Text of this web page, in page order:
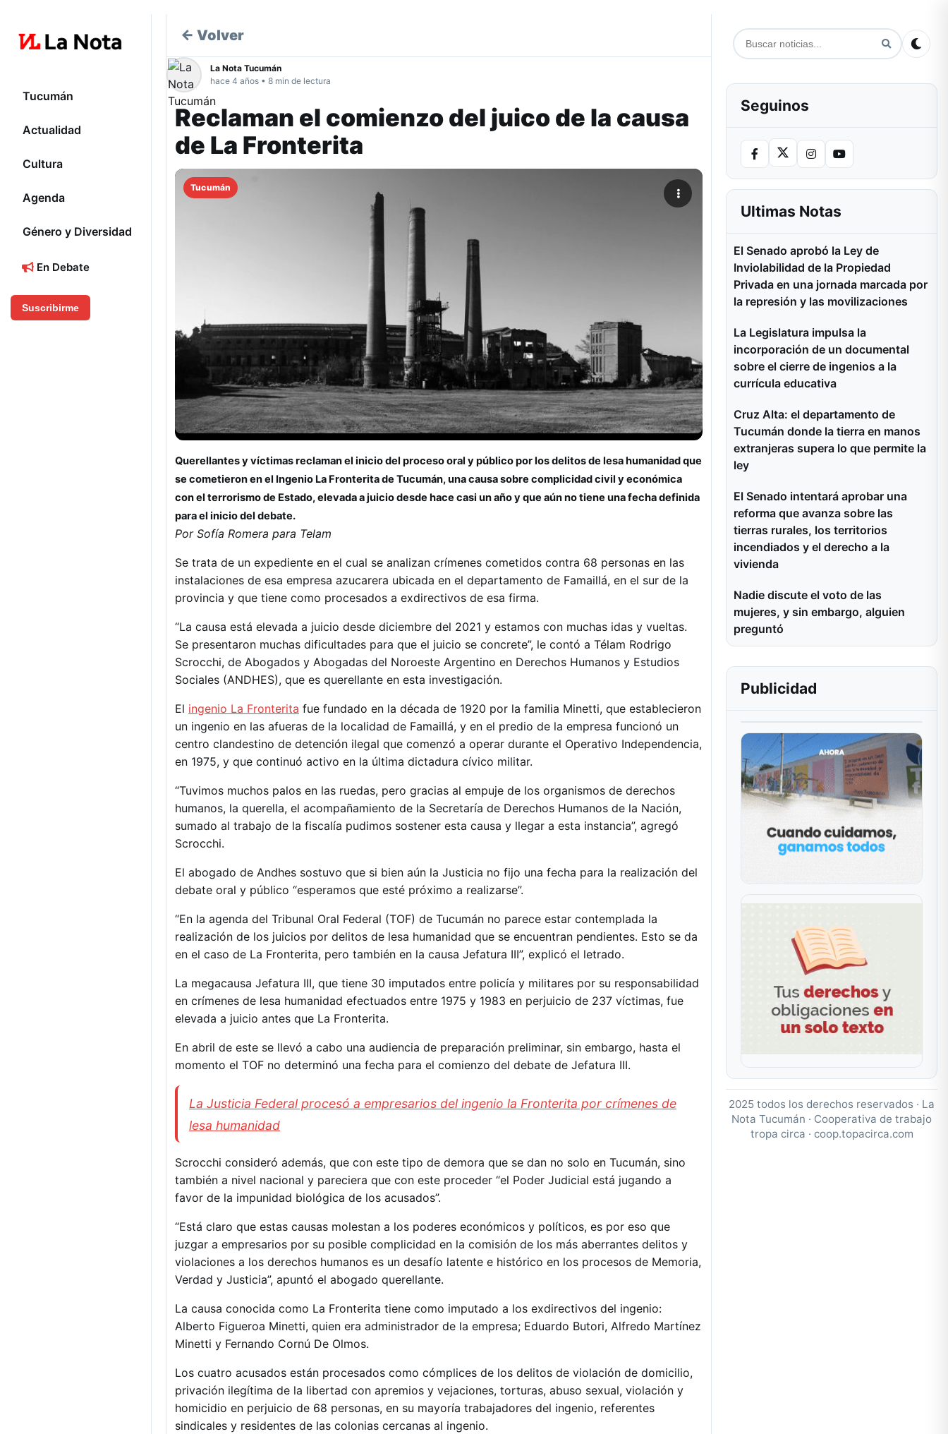
Tucumán
Actualidad
Cultura
Agenda
Género y Diversidad
En Debate
Suscribirme
← Volver
La Nota Tucumán
hace 4 años • 8 min de lectura
Reclaman el comienzo del juico de la causa
de La Fronterita
Tucumán
Querellantes y víctimas reclaman el inicio del proceso oral y público por los delitos de lesa humanidad que
se cometieron en el Ingenio La Fronterita de Tucumán, una causa sobre complicidad civil y económica
con el terrorismo de Estado, elevada a juicio desde hace casi un año y que aún no tiene una fecha definida
para el inicio del debate.
Por Sofía Romera para Telam
Se trata de un expediente en el cual se analizan crímenes cometidos contra 68 personas en las
instalaciones de esa empresa azucarera ubicada en el departamento de Famaillá, en el sur de la
provincia y que tiene como procesados a exdirectivos de esa firma.
“La causa está elevada a juicio desde diciembre del 2021 y estamos con muchas idas y vueltas.
Se presentaron muchas dificultades para que el juicio se concrete”, le contó a Télam Rodrigo
Scrocchi, de Abogados y Abogadas del Noroeste Argentino en Derechos Humanos y Estudios
Sociales (ANDHES), que es querellante en esta investigación.
El ingenio La Fronterita fue fundado en la década de 1920 por la familia Minetti, que establecieron
un ingenio en las afueras de la localidad de Famaillá, y en el predio de la empresa funcionó un
centro clandestino de detención ilegal que comenzó a operar durante el Operativo Independencia,
en 1975, y que continuó activo en la última dictadura cívico militar.
“Tuvimos muchos palos en las ruedas, pero gracias al empuje de los organismos de derechos
humanos, la querella, el acompañamiento de la Secretaría de Derechos Humanos de la Nación,
sumado al trabajo de la fiscalía pudimos sostener esta causa y llegar a esta instancia”, agregó
Scrocchi.
El abogado de Andhes sostuvo que si bien aún la Justicia no fijo una fecha para la realización del
debate oral y público “esperamos que esté próximo a realizarse”.
“En la agenda del Tribunal Oral Federal (TOF) de Tucumán no parece estar contemplada la
realización de los juicios por delitos de lesa humanidad que se encuentran pendientes. Esto se da
en el caso de La Fronterita, pero también en la causa Jefatura III”, explicó el letrado.
La megacausa Jefatura III, que tiene 30 imputados entre policía y militares por su responsabilidad
en crímenes de lesa humanidad efectuados entre 1975 y 1983 en perjuicio de 237 víctimas, fue
elevada a juicio antes que La Fronterita.
En abril de este se llevó a cabo una audiencia de preparación preliminar, sin embargo, hasta el
momento el TOF no determinó una fecha para el comienzo del debate de Jefatura III.
La Justicia Federal procesó a empresarios del ingenio la Fronterita por crímenes de
lesa humanidad
Scrocchi consideró además, que con este tipo de demora que se dan no solo en Tucumán, sino
también a nivel nacional y pareciera que con este proceder “el Poder Judicial está jugando a
favor de la impunidad biológica de los acusados”.
“Está claro que estas causas molestan a los poderes económicos y políticos, es por eso que
juzgar a empresarios por su posible complicidad en la comisión de los más aberrantes delitos y
violaciones a los derechos humanos es un desafío latente e histórico en los procesos de Memoria,
Verdad y Justicia”, apuntó el abogado querellante.
La causa conocida como La Fronterita tiene como imputado a los exdirectivos del ingenio:
Alberto Figueroa Minetti, quien era administrador de la empresa; Eduardo Butori, Alfredo Martínez
Minetti y Fernando Cornú De Olmos.
Los cuatro acusados están procesados como cómplices de los delitos de violación de domicilio,
privación ilegítima de la libertad con apremios y vejaciones, torturas, abuso sexual, violación y
homicidio en perjuicio de 68 personas, en su mayoría trabajadores del ingenio, referentes
sindicales y residentes de las colonias cercanas al ingenio.
Seguinos
Ultimas Notas
El Senado aprobó la Ley de
Inviolabilidad de la Propiedad
Privada en una jornada marcada por
la represión y las movilizaciones
La Legislatura impulsa la
incorporación de un documental
sobre el cierre de ingenios a la
currícula educativa
Cruz Alta: el departamento de
Tucumán donde la tierra en manos
extranjeras supera lo que permite la
ley
El Senado intentará aprobar una
reforma que avanza sobre las
tierras rurales, los territorios
incendiados y el derecho a la
vivienda
Nadie discute el voto de las
mujeres, y sin embargo, alguien
preguntó
Publicidad
2025 todos los derechos reservados · La
Nota Tucumán · Cooperativa de trabajo
tropa circa · coop.topacirca.com